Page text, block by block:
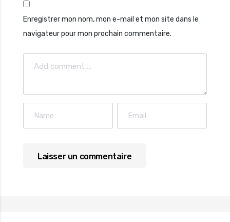
Enregistrer mon nom, mon e-mail et mon site dans le
navigateur pour mon prochain commentaire.